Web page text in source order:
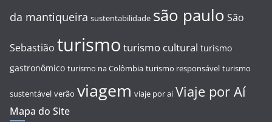
da mantiqueira sustentabilidade são paulo São
Sebastião turismo turismo cultural turismo
gastronômico turismo na Colômbia turismo responsável turismo
sustentável verão viagem viaje por ai Viaje por Aí
Mapa do Site